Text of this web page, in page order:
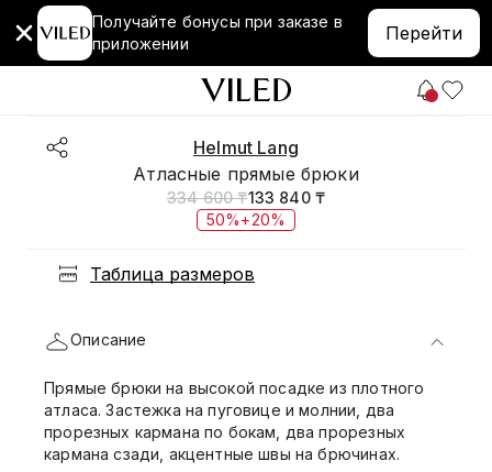
Получайте бонусы при заказе в
приложении
Перейти
Helmut Lang
Атласные прямые брюки
334 600 ₸133 840 ₸
50%+20%
Таблица размеров
Описание
Прямые брюки на высокой посадке из плотного
атласа. Застежка на пуговице и молнии, два
прорезных кармана по бокам, два прорезных
кармана сзади, акцентные швы на брючинах.